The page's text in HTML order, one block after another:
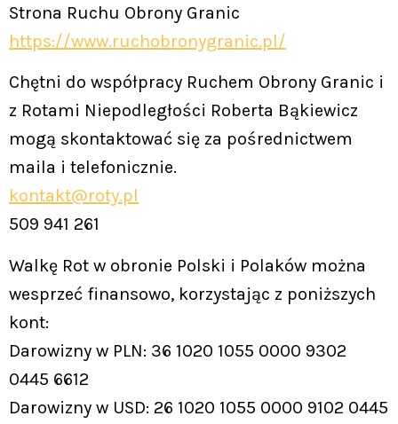
Strona Ruchu Obrony Granic
https://www.ruchobronygranic.pl/
Chętni do współpracy Ruchem Obrony Granic i
z Rotami Niepodległości Roberta Bąkiewicz
mogą skontaktować się za pośrednictwem
maila i telefonicznie.
kontakt@roty.pl
509 941 261
Walkę Rot w obronie Polski i Polaków można
wesprzeć finansowo, korzystając z poniższych
kont:
Darowizny w PLN: 36 1020 1055 0000 9302
0445 6612
Darowizny w USD: 26 1020 1055 0000 9102 0445